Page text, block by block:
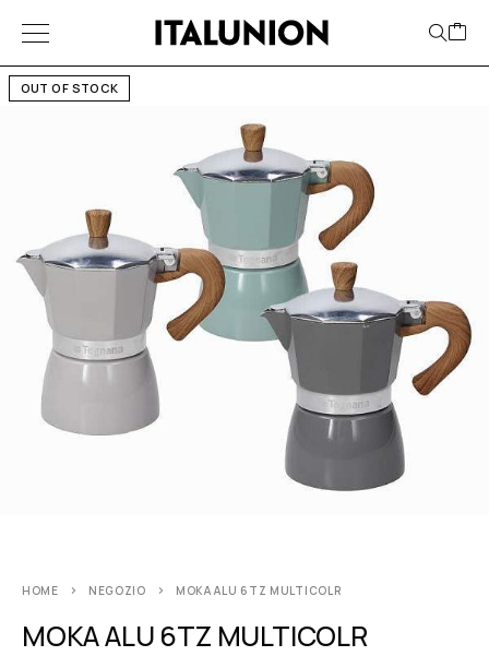
OUT OF STOCK
HOME NEGOZIO MOKA ALU 6TZ MULTICOLR
MOKA ALU 6TZ MULTICOLR